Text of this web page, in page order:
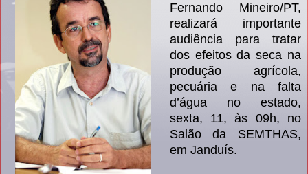
Fernando Mineiro/PT,
realizará importante
audiência para tratar
dos efeitos da seca na
produção agrícola,
pecuária e na falta
d’água no estado,
sexta, 11, às 09h, no
Salão da SEMTHAS,
em Janduís.